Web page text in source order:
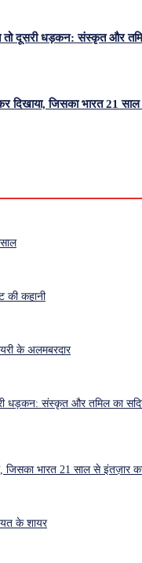
तो दूसरी धड़कन: संस्कृत और
दिखाया, जिसका भारत 21
की कहानी
के अलमबरदार
धड़कन: संस्कृत और तमिल का
जिसका भारत 21 साल से इंतज़ार
के शायर